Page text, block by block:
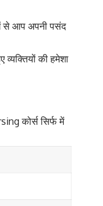
से आप अपनी पसंद
व्यक्तियों की हमेशा
कोर्स सिर्फ में